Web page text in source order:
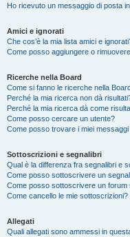
Ho ricevuto un messaggio di posta
Amici e ignorati
Che cos’è la mia lista amici e
Come posso aggiungere o
Ricerche nella Board
Come si fanno le ricerche nella
Perché la mia ricerca non dà
Perché la mia ricerca dà come
Come posso cercare un utente?
Come posso trovare i miei
Sottoscrizioni e segnalibri
Qual è la differenza fra segnalibri e
Come posso sottoscrivere un
Come posso sottoscrivere un forum
Come cancello le mie sottoscrizioni?
Allegati
Quali allegati sono ammessi in